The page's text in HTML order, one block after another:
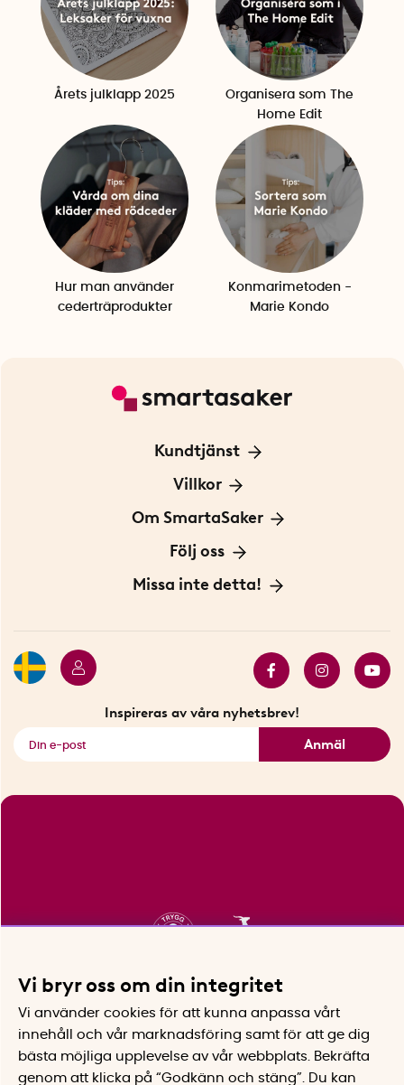
Årets julklapp 2025
Organisera som The
Home Edit
Hur man använder
cederträprodukter
Konmarimetoden -
Marie Kondo
Kundtjänst
Kontakta oss
För Företag
Villkor
Frakt och leverans
Personuppgiftspolicy
Om SmartaSaker
Om oss
Vår historia
Följ oss
Blogg: Smarta tips
Missa inte detta!
Inspireras av våra nyhetsbrev!
Anmäl
Vi bryr oss om din integritet
Vi använder cookies för att kunna anpassa vårt
innehåll och vår marknadsföring samt för att ge dig
bästa möjliga upplevelse av vår webbplats.
Bekräfta
genom att klicka på “Godkänn och stäng”. Du kan